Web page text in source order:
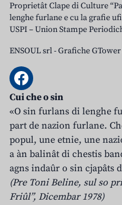
Proprietât Clape di Culture
lenghe furlane e cu la grafie
USPI – Union Stampe
ENSOUL srl-Grafiche
Cui che o sin
«O sin furlans di lenghe
part de nazion furlane.
popul, une etnie, une
a àn balinât di chestis
agns indaûr o sin cjapâts
(Pre Toni Beline, sul so
Friûl”, Dicembar 1978)